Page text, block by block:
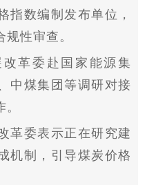
指数编制发布单位，
规性审查。
改革委赴 国家 能源集
中煤集团等调研对接
革委表示正在研究建
机制，引导煤炭价格